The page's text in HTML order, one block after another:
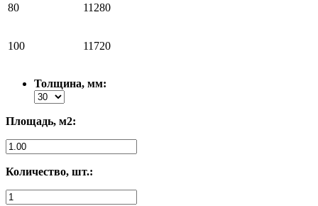
80 11280
100 11720
Толщина, мм:
Площадь, м2:
Количество, шт.: